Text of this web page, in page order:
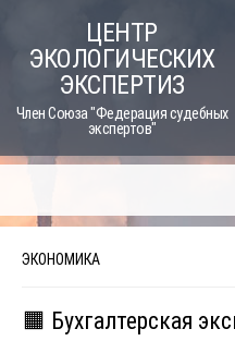
content
ЦЕНТР
ЭКОЛОГИЧЕСКИХ
ЭКСПЕРТИЗ
Член Союза "Федерация судебных
экспертов"
ЭКОНОМИКА
🟧 Бухгалтерская